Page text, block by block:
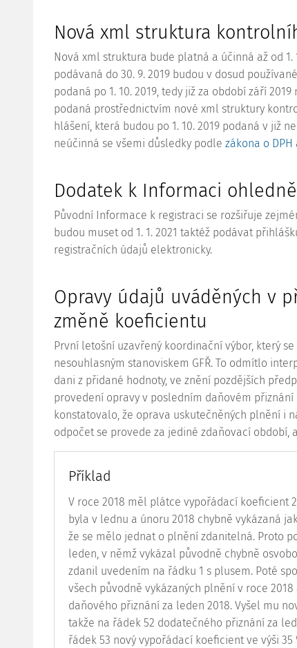
Nová xml struktura
Nová xml struktura bude platná a účinná až od
podávaná do 30. 9. 2019 budou v dosud
podaná po 1. 10. 2019, tedy již za období září
podaná prostřednictvím nové xml struktury
hlášení, která budou po 1. 10. 2019 podaná v již
neúčinná se všemi důsledky podle zákona o DPH
Dodatek k Informaci
Původní Informace k registraci se rozšiřuje
budou muset od 1. 1. 2021 taktéž podávat
registračních údajů elektronicky.
Opravy údajů uváděných v
změně koeficientu
První letošní uzavřený koordinační výbor, který
nesouhlasným stanoviskem GFŘ. To odmítlo
dani z přidané hodnoty, ve znění pozdějších
provedení opravy v posledním daňovém přiznání
konstatovalo, že oprava uskutečněných plnění i
odpočet se provede za jediné zdaňovací období,
Příklad
V roce 2018 měl plátce vypořádací koeficient
byla v lednu a únoru 2018 chybně vykázaná
že se mělo jednat o plnění zdanitelná. Proto
leden, v němž vykázal původně chybně
zdanil uvedením na řádku 1 s plusem. Poté
všech původně vykázaných plnění v roce
daňového přiznání za leden 2018. Vyšel mu
takže na řádek 52 dodatečného přiznání za
řádek 53 nový vypořádací koeficient ve výši